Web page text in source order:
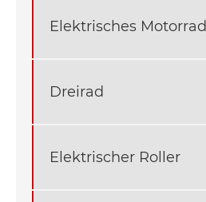
Elektrisches Motorrad
Dreirad
Elektrischer Roller